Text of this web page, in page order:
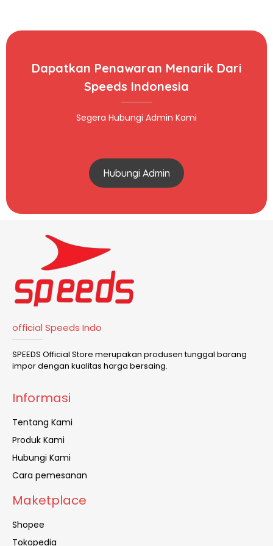
Dapatkan Penawaran Menarik Dari
Speeds Indonesia
Segera Hubungi Admin Kami
Hubungi Admin
official Speeds Indo
SPEEDS Official Store merupakan produsen tunggal barang
impor dengan kualitas harga bersaing.
Informasi
Tentang Kami
Produk Kami
Hubungi Kami
Cara pemesanan
Maketplace
Shopee
Tokopedia